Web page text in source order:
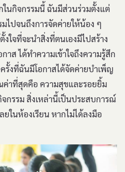
ในกิจกรรมนี้ ฉันมีส่วนร่วมตั้งแต่
ไปจนถึงการจัดค่ายให้น้อง ๆ
ใจที่จะนำสิ่งที่ตนเองมีไปสร้าง
าส ได้ทำความเข้าใจถึงความรู้สึก
รั้งที่ฉันมีโอกาสได้จัดค่ายบำเพ็ญ
าที่สุดคือ ความสุขและรอยยิ้ม
กรรม สิ่งเหล่านี้เป็นประสบการณ์
ยในห้องเรียน หากไม่ได้ลงมือ